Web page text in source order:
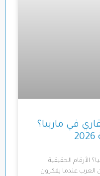
في ماربيا؟
الأرقام الحقيقية
العرب عندما يفكرون